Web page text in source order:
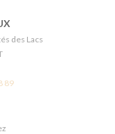
des Lacs
89